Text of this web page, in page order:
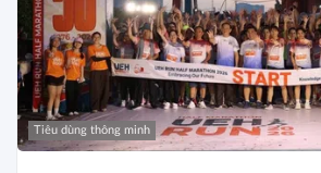
Tiêu dùng thông minh